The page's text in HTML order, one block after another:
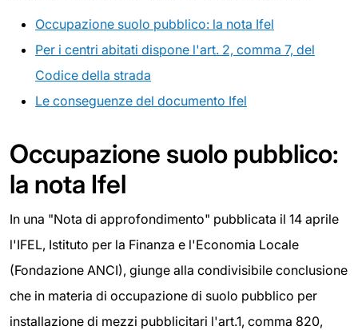
Occupazione suolo pubblico: la nota Ifel
Per i centri abitati dispone l'art. 2, comma 7, del
Codice della strada
Le conseguenze del documento Ifel
Occupazione suolo pubblico:
la nota Ifel
In una "Nota di approfondimento" pubblicata il 14 aprile
l'IFEL, Istituto per la Finanza e l'Economia Locale
(Fondazione ANCI), giunge alla condivisibile conclusione
che in materia di occupazione di suolo pubblico per
installazione di mezzi pubblicitari l'art.1, comma 820,